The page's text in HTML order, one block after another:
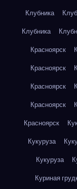
Клубника
Клубника
Красноярск
Красноярск
Красноярск
Красноярск
Красноярск
Кукуруза
Кукуруза
Куриная